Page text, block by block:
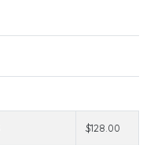
$128.00